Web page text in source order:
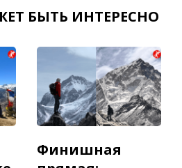
БЫТЬ ИНТЕРЕСНО
Финишная